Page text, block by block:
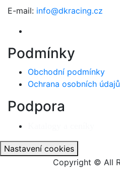
E-mail: info@dkracing.cz
Podmínky
Obchodní podmínky
Ochrana osobních údajů
Podpora
Nastavení cookies
Copyright © All